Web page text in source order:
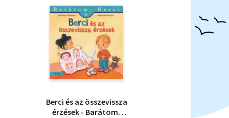
Berci és az összevissza
érzések - Barátom,